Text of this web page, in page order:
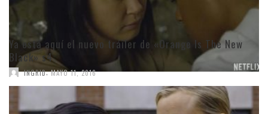
Ya está aquí el nuevo tráiler de «Orange Is The New
Black» s4
INGRID, MAYO 11, 2016